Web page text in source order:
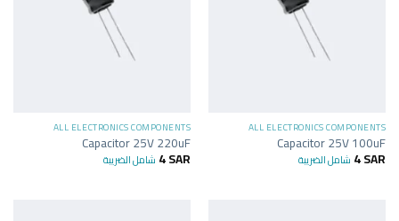
ALL ELECTRONICS COMPONENTS
Capacitor 25V 100uF
4SAR شامل الضريبة
ALL ELECTRONICS COMPONENTS
Capacitor 25V 220uF
4SAR شامل الضريبة